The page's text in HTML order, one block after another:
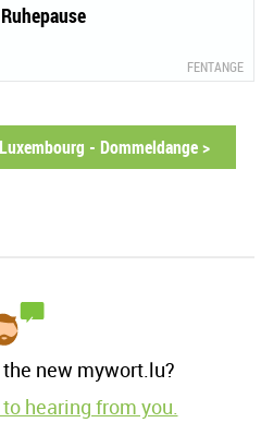
FENTANGE
- Dommeldange >
new mywort.lu?
hearing from you.